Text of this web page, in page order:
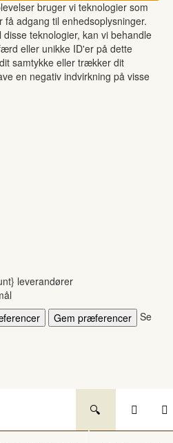
bruger vi teknologier som
adgang til enhedsoplysninger.
teknologier, kan vi behandle
eller unikke ID'er på dette
samtykke eller trækker dit
en negativ indvirkning på visse
leverandører
Gem præferencer Se